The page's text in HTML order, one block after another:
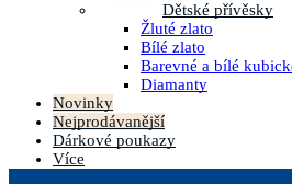
Dětské přívěsky
Žluté zlato
Bílé zlato
Barevné a bílé
Diamanty
Novinky
Nejprodávanější
Dárkové poukazy
Více